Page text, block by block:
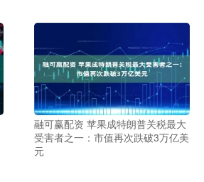
融可赢配资 苹果成特朗普关税最大
受害者之一：市值再次跌破3万亿美
元